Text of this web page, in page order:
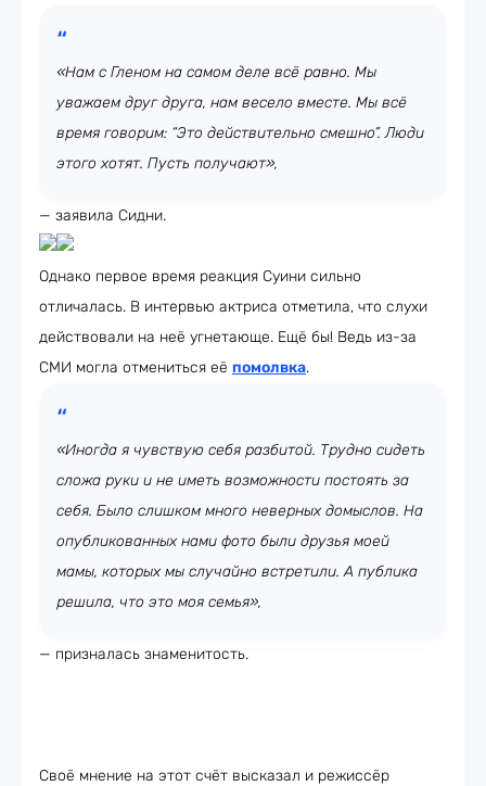
«Нам с Гленом на самом деле всё равно. Мы
уважаем друг друга, нам весело вместе. Мы всё
время говорим: “Это действительно смешно”. Люди
этого хотят. Пусть получают»,
— заявила Сидни.
Однако первое время реакция Суини сильно
отличалась. В интервью актриса отметила, что слухи
действовали на неё угнетающе. Ещё бы! Ведь из-за
СМИ могла отмениться её помолвка.
«Иногда я чувствую себя разбитой. Трудно сидеть
сложа руки и не иметь возможности постоять за
себя. Было слишком много неверных домыслов. На
опубликованных нами фото были друзья моей
мамы, которых мы случайно встретили. А публика
решила, что это моя семья»,
— призналась знаменитость.
Своё мнение на этот счёт высказал и режиссёр